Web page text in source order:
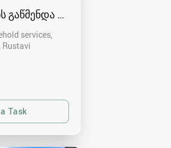
გაწმენდა რუსთავში - 591004680
services,
Rustavi